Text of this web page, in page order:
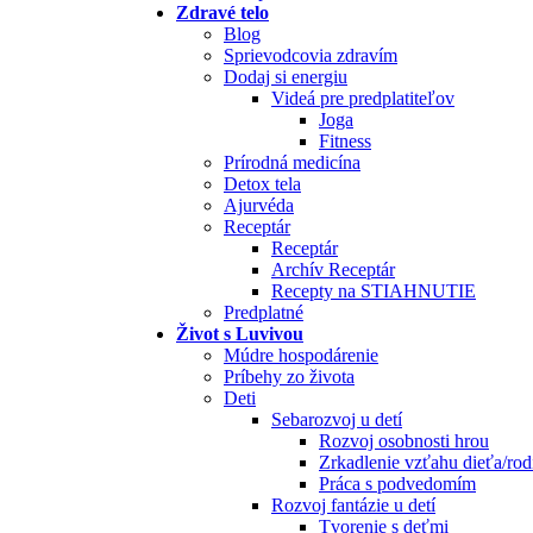
Zdravé telo
Blog
Sprievodcovia zdravím
Dodaj si energiu
Videá pre predplatiteľov
Joga
Fitness
Prírodná medicína
Detox tela
Ajurvéda
Receptár
Receptár
Archív Receptár
Recepty na STIAHNUTIE
Predplatné
Život s Luvivou
Múdre hospodárenie
Príbehy zo života
Deti
Sebarozvoj u detí
Rozvoj osobnosti hrou
Zrkadlenie vzťahu dieťa/
Práca s podvedomím
Rozvoj fantázie u detí
Tvorenie s deťmi